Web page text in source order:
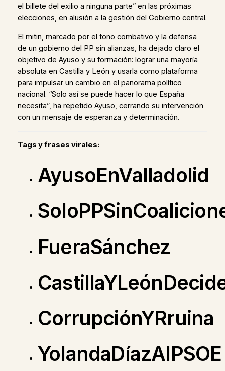
el billete del exilio a ninguna parte” en las próximas
elecciones, en alusión a la gestión del Gobierno central.
El mitin, marcado por el tono combativo y la defensa
de un gobierno del PP sin alianzas, ha dejado claro el
objetivo de Ayuso y su formación: lograr una mayoría
absoluta en Castilla y León y usarla como plataforma
para impulsar un cambio en el panorama político
nacional. “Solo así se puede hacer lo que España
necesita”, ha repetido Ayuso, cerrando su intervención
con un mensaje de esperanza y determinación.
Tags y frases virales:
AyusoEnValladolid
FueraSánchez
CorrupciónYRruina
YolandaDíazAlPSOE